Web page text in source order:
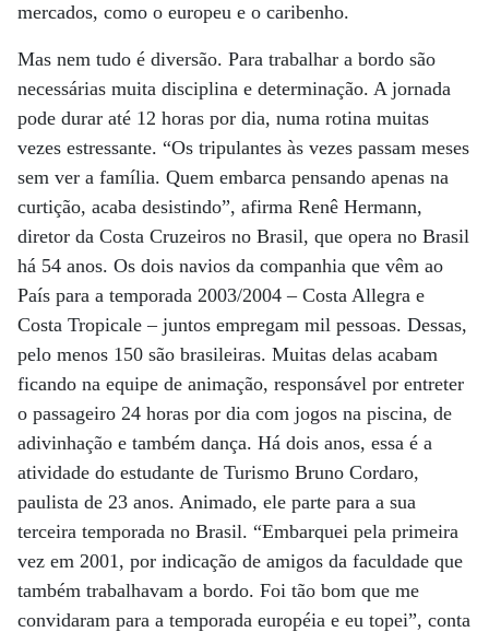
mercados, como o europeu e o caribenho.
Mas nem tudo é diversão. Para trabalhar a bordo são
necessárias muita disciplina e determinação. A jornada
pode durar até 12 horas por dia, numa rotina muitas
vezes estressante. “Os tripulantes às vezes passam meses
sem ver a família. Quem embarca pensando apenas na
curtição, acaba desistindo”, afirma Renê Hermann,
diretor da Costa Cruzeiros no Brasil, que opera no Brasil
há 54 anos. Os dois navios da companhia que vêm ao
País para a temporada 2003/2004 – Costa Allegra e
Costa Tropicale – juntos empregam mil pessoas. Dessas,
pelo menos 150 são brasileiras. Muitas delas acabam
ficando na equipe de animação, responsável por entreter
o passageiro 24 horas por dia com jogos na piscina, de
adivinhação e também dança. Há dois anos, essa é a
atividade do estudante de Turismo Bruno Cordaro,
paulista de 23 anos. Animado, ele parte para a sua
terceira temporada no Brasil. “Embarquei pela primeira
vez em 2001, por indicação de amigos da faculdade que
também trabalhavam a bordo. Foi tão bom que me
convidaram para a temporada européia e eu topei”, conta